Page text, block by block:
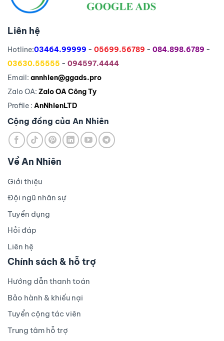
Liên hệ
Hotline:03464.99999 - 05699.56789 - 084.898.6789 -
03630.55555 - 094597.4444
Email: annhien@ggads.pro
Zalo OA: Zalo OA Công Ty
Profile : AnNhienLTD
Cộng đồng của An Nhiên
Về An Nhiên
Giới thiệu
Đội ngũ nhân sự
Tuyển dụng
Hỏi đáp
Liên hệ
Chính sách & hỗ trợ
Hướng dẫn thanh toán
Bảo hành & khiếu nại
Tuyển cộng tác viên
Trung tâm hỗ trợ